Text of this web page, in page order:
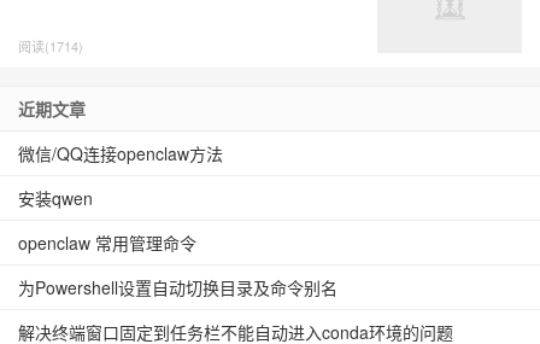
阅读(1714)
近期文章
微信/QQ连接openclaw方法
安装qwen
openclaw 常用管理命令
为Powershell设置自动切换目录及命令别名
解决终端窗口固定到任务栏不能自动进入conda环境的问题